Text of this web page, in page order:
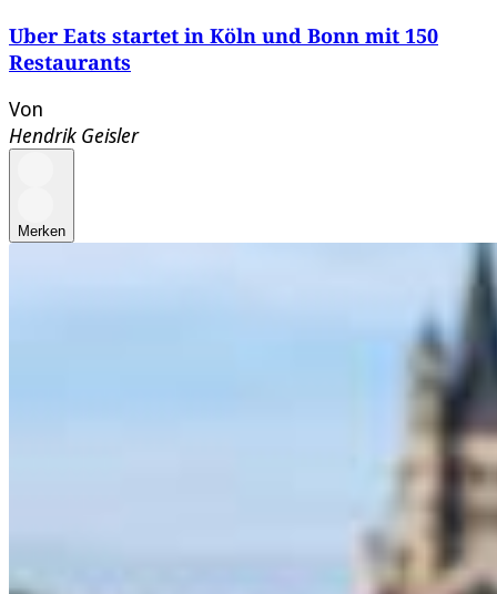
Uber Eats startet in Köln und Bonn mit 150
Restaurants
Von
Hendrik Geisler
Merken